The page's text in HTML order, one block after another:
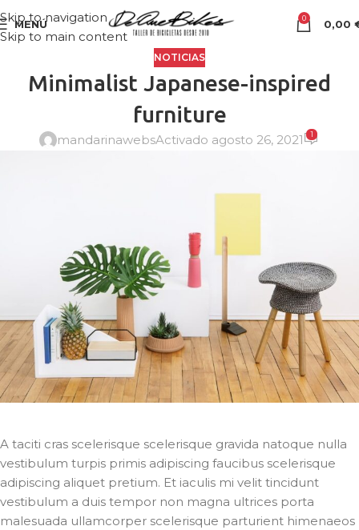
Skip to navigation
Skip to main content
MENÚ 0 0,00
NOTICIAS
Minimalist Japanese-inspired
furniture
mandarinawebsActivado agosto 26, 2021 1
A taciti cras scelerisque scelerisque gravida natoque nulla
vestibulum turpis primis adipiscing faucibus scelerisque
adipiscing aliquet pretium. Et iaculis mi velit tincidunt
vestibulum a duis tempor non magna ultrices porta
malesuada ullamcorper scelerisque parturient himenaeos